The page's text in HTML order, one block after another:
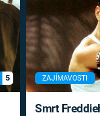
5 ZAJÍMAVOSTI
Smrt